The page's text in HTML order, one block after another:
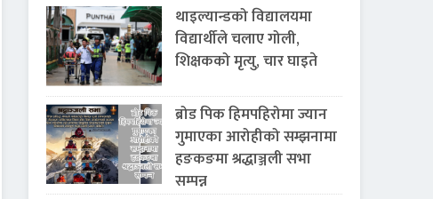
थाइल्यान्डको विद्यालयमा
विद्यार्थीले चलाए गोली,
शिक्षकको मृत्यु, चार घाइते
ब्रोड पिक हिमपहिरोमा ज्यान
गुमाएका आरोहीको सम्झनामा
हङकङमा श्रद्धाञ्जली सभा
सम्पन्न